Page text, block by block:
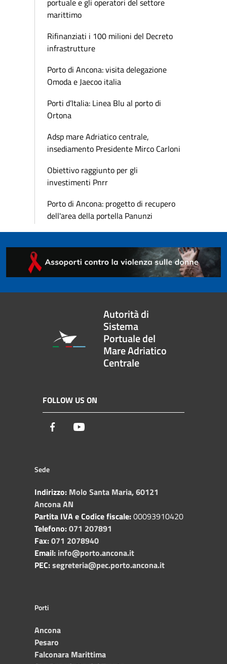
marittimo
Rifinanziati i 100 milioni del Decreto
infrastrutture
Porto di Ancona: visita delegazione
Omoda e Jaecoo italia
Porti d’Italia: Linea Blu al porto di
Ortona
Adsp mare Adriatico centrale,
insediamento Presidente Mirco Carloni
Obiettivo raggiunto per gli
investimenti Pnrr
Porto di Ancona: progetto di recupero
dell'area della portella Panunzi
Autorità di
Sistema
Portuale del
Mare Adriatico
Centrale
FOLLOW US ON
Facebook
Sede
Indirizzo: Molo Santa Maria, 60121
Ancona AN
Partita IVA e Codice fiscale:00093910420
Telefono:071 207891
Fax:071 2078940
Email: info@porto.ancona.it
PEC:segreteria@pec.porto.ancona.it
Porti
Ancona
Pesaro
Falconara Marittima